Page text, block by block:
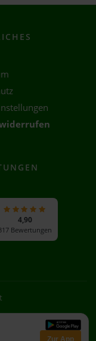
Zur App
4,90
Bewertungen